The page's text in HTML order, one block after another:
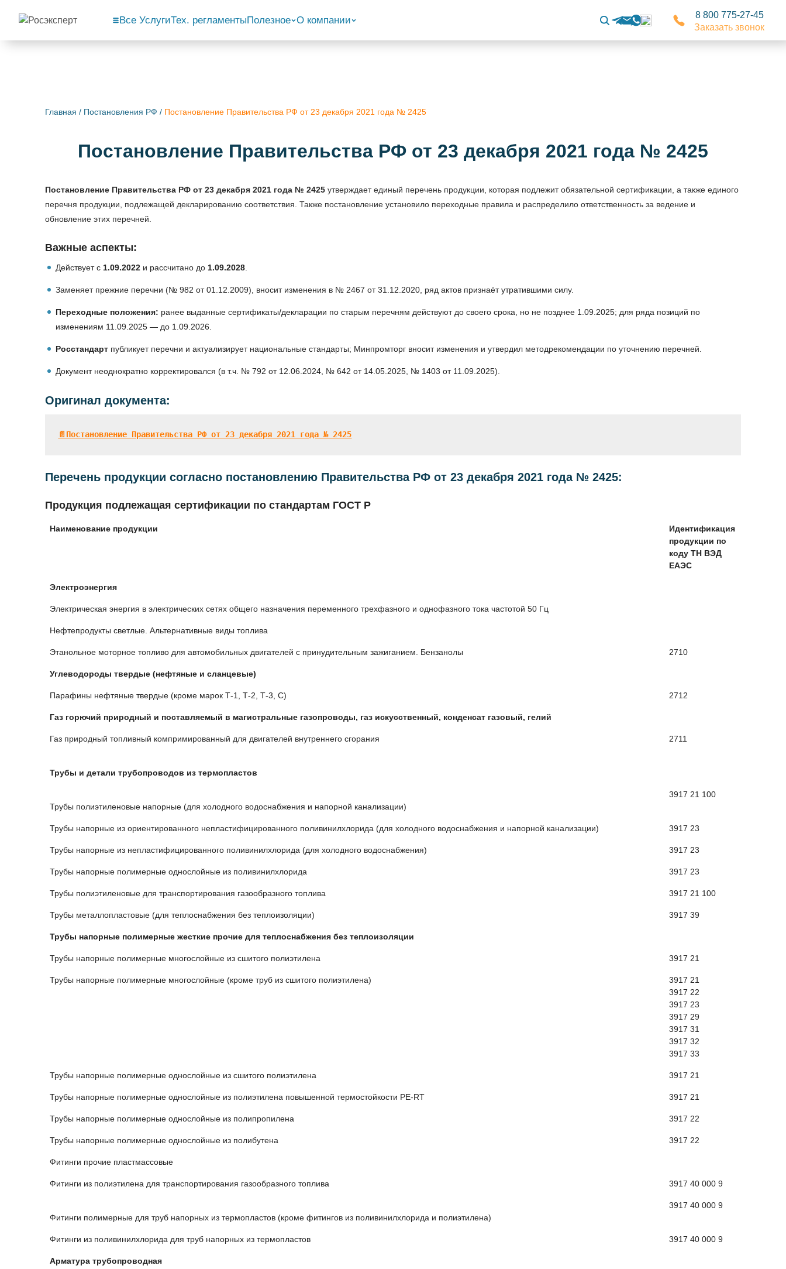
Все УслугиТех. регламентыПолезное О компании
8 800 775-27-45
Заказать звонок
Главная / Постановления РФ / Постановление Правительства РФ от 23 декабря 2021 года № 2425
Постановление Правительства РФ от 23 декабря 2021 года № 2425
Постановление Правительства РФ от 23 декабря 2021 года № 2425 утверждает единый перечень продукции, которая подлежит обязательной сертификации, а также единого
перечня продукции, подлежащей декларированию соответствия. Также постановление установило переходные правила и распределило ответственность за ведение и
обновление этих перечней.
Важные аспекты:
Действует с 1.09.2022 и рассчитано до 1.09.2028
Заменяет прежние перечни (№ 982 от 01.12.2009), вносит изменения в № 2467 от 31.12.2020, ряд актов признаёт утратившими силу.
Переходные положения: ранее выданные сертификаты/декларации по старым перечням действуют до своего срока, но не позднее 1.09.2025; для ряда позиций по
изменениям 11.09.2025 — до 1.09.2026.
Росстандарт публикует перечни и актуализирует национальные стандарты; Минпромторг вносит изменения и утвердил методрекомендации по уточнению перечней.
Документ неоднократно корректировался (в т.ч. № 792 от 12.06.2024, № 642 от 14.05.2025, № 1403 от 11.09.2025).
Оригинал документа:
📄Постановление Правительства РФ от 23 декабря 2021 года № 2425
Перечень продукции согласно постановлению Правительства РФ от 23 декабря 2021 года № 2425:
Продукция подлежащая сертификации по стандартам ГОСТ Р
Наименование продукции
Идентификация
продукции по
коду ТН ВЭД
ЕАЭС
Электроэнергия
Электрическая энергия в электрических сетях общего назначения переменного трехфазного и однофазного тока частотой 50 Гц
Нефтепродукты светлые. Альтернативные виды топлива
Этанольное моторное топливо для автомобильных двигателей с принудительным зажиганием. Бензанолы 2710
Углеводороды твердые (нефтяные и сланцевые)
Парафины нефтяные твердые (кроме марок Т-1, Т-2, Т-3, С) 2712
Газ горючий природный и поставляемый в магистральные газопроводы, газ искусственный, конденсат газовый, гелий
Газ природный топливный компримированный для двигателей внутреннего сгорания 2711
Трубы и детали трубопроводов из термопластов
Трубы полиэтиленовые напорные (для холодного водоснабжения и напорной канализации)
3917 21 100
Трубы напорные из ориентированного непластифицированного поливинилхлорида (для холодного водоснабжения и напорной канализации) 3917 23
Трубы напорные из непластифицированного поливинилхлорида (для холодного водоснабжения) 3917 23
Трубы напорные полимерные однослойные из поливинилхлорида 3917 23
Трубы полиэтиленовые для транспортирования газообразного топлива 3917 21 100
Трубы металлопластовые (для теплоснабжения без теплоизоляции) 3917 39
Трубы напорные полимерные жесткие прочие для теплоснабжения без теплоизоляции
Трубы напорные полимерные многослойные из сшитого полиэтилена 3917 21
Трубы напорные полимерные многослойные (кроме труб из сшитого полиэтилена)
3917 21
3917 22
3917 23
3917 29
3917 31
3917 32
3917 33
Трубы напорные полимерные однослойные из сшитого полиэтилена 3917 21
Трубы напорные полимерные однослойные из полиэтилена повышенной термостойкости PE-RT 3917 21
Трубы напорные полимерные однослойные из полипропилена 3917 22
Трубы напорные полимерные однослойные из полибутена 3917 22
Фитинги прочие пластмассовые
Фитинги из полиэтилена для транспортирования газообразного топлива 3917 40 000 9
Фитинги полимерные для труб напорных из термопластов (кроме фитингов из поливинилхлорида и полиэтилена)
3917 40 000 9
Фитинги из поливинилхлорида для труб напорных из термопластов 3917 40 000 9
Арматура трубопроводная